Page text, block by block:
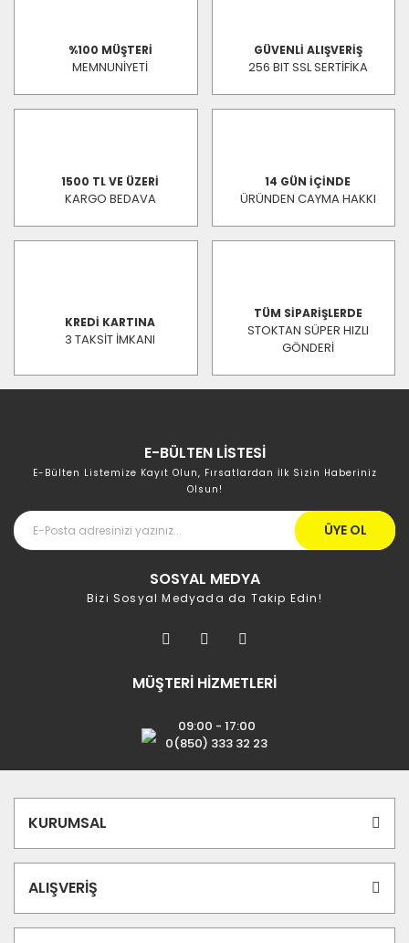
%100 MÜŞTERİ
MEMNUNİYETİ
GÜVENLİ ALIŞVERİŞ
256 BIT SSL SERTİFİKA
1500 TL VE ÜZERİ
KARGO BEDAVA
14 GÜN İÇİNDE
ÜRÜNDEN CAYMA HAKKI
KREDİ KARTINA
3 TAKSİT İMKANI
TÜM SİPARİŞLERDE
STOKTAN SÜPER HIZLI
GÖNDERİ
E-BÜLTEN LİSTESİ
E-Bülten Listemize Kayıt Olun, Fırsatlardan İlk Sizin Haberiniz
Olsun!
ÜYE OL
SOSYAL MEDYA
Bizi Sosyal Medyada da Takip Edin!
MÜŞTERİ HİZMETLERİ
09:00 - 17:00
0(850) 333 32 23
KURUMSAL
ALIŞVERİŞ